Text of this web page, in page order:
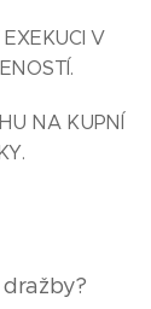
V
NA KUPNÍ